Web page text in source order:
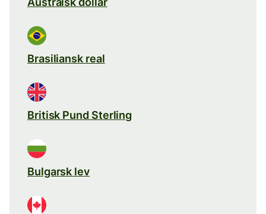
Brasiliansk real
Britisk Pund Sterling
Bulgarsk lev